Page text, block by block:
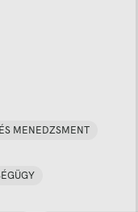
MENEDZSMENT